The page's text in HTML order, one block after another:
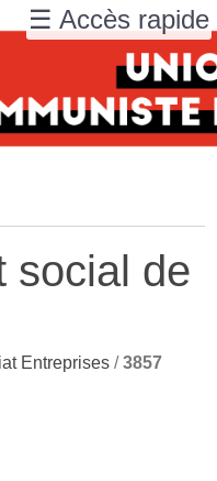
social de
Entreprises /3857
☰ Accès rapide